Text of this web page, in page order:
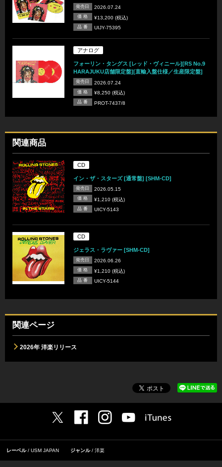
発売日 2026.07.24
価 格 ¥13,200 (税込)
品 番 UIJY-75395
アナログ
フォーリン・タングス [レッド・ヴィニール][RS No.9
HARAJUKU店舗限定盤][直輸入盤仕様／生産限定盤]
発売日 2026.07.24
価 格 ¥8,250 (税込)
品 番 PROT-7437/8
関連商品
CD
イン・ザ・スターズ [通常盤] [SHM-CD]
発売日 2026.05.15
価 格 ¥1,210 (税込)
品 番 UICY-5143
CD
ジェラス・ラヴァー [SHM-CD]
発売日 2026.06.26
価 格 ¥1,210 (税込)
品 番 UICY-5144
関連ページ
2026年 洋楽リリース
レーベル USM JAPAN ジャンル 洋楽